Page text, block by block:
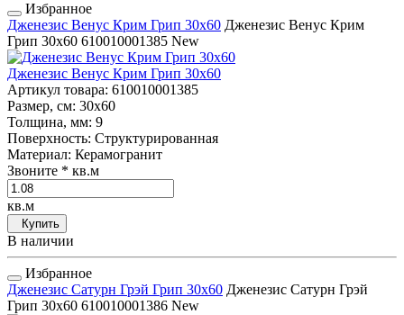
Избранное
Дженезис Венус Крим Грип 30x60 Дженезис Венус Крим
Грип 30x60 610010001385 New
Дженезис Венус Крим Грип 30x60
Артикул товара: 610010001385
Размер, см: 30x60
Толщина, мм: 9
Поверхность: Структурированная
Материал: Керамогранит
Звоните * кв.м
кв.м
Купить
В наличии
Избранное
Дженезис Сатурн Грэй Грип 30x60 Дженезис Сатурн Грэй
Грип 30x60 610010001386 New